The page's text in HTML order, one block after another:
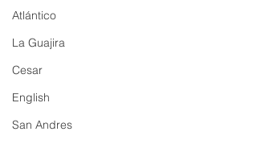
Atlántico
La Guajira
Cesar
English
San Andres